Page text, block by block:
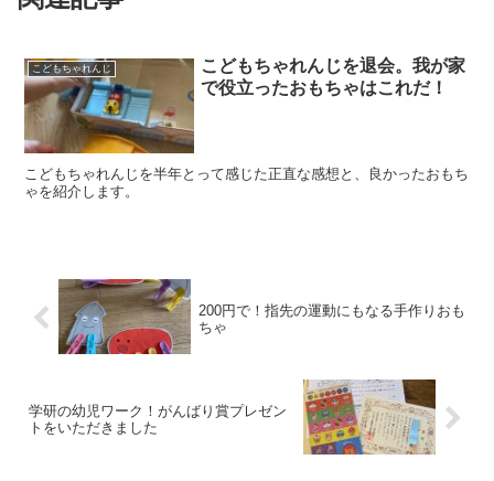
こどもちゃれんじ
こどもちゃれんじを退会。我が家
で役立ったおもちゃはこれだ！
こどもちゃれんじを半年とって感じた正直な感想と、良かったおもち
ゃを紹介します。
200円で！指先の運動にもなる手作りおも
ちゃ
学研の幼児ワーク！がんばり賞プレゼン
トをいただきました